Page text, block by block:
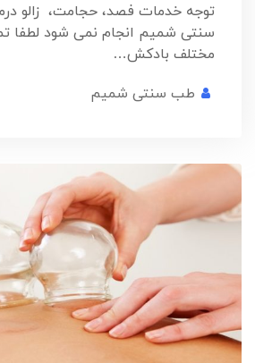
توجه خدمات فصد، حجامت، زالو
سنتی شمیم انجام نمی شود لطفا
مختلف بادکش…
طب سنتی شمیم